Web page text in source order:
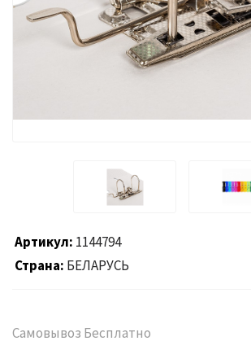
Артикул 1144794
Страна БЕЛАРУСЬ
Самовывоз Бесплатно